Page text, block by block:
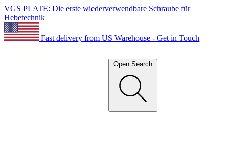
VGS PLATE: Die erste wiederverwendbare Schraube für
Hebetechnik
Fast delivery from US Warehouse - Get in Touch
Open Search